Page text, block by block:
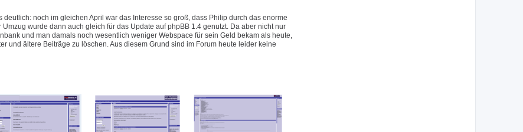
noch im gleichen April war das Interesse so groß, dass Philip durch das enorme
wurde dann auch gleich für das Update auf phpBB 1.4 genutzt. Da aber nicht nur
und man damals noch wesentlich weniger Webspace für sein Geld bekam als heute,
und ältere Beiträge zu löschen. Aus diesem Grund sind im Forum heute leider keine